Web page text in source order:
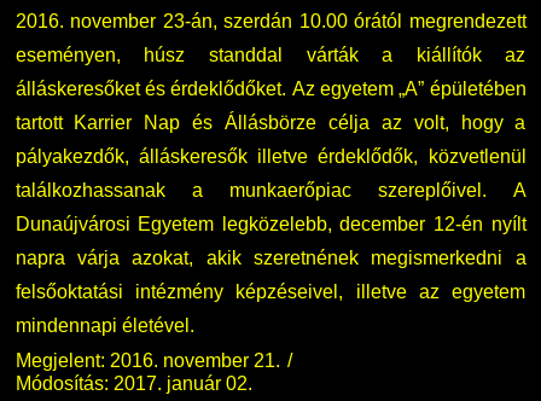
2016. november 23-án, szerdán 10.00 órától megrendezett
eseményen, húsz standdal várták a kiállítók az
álláskeresőket és érdeklődőket. Az egyetem „A” épületében
tartott Karrier Nap és Állásbörze célja az volt, hogy a
pályakezdők, álláskeresők illetve érdeklődők, közvetlenül
találkozhassanak a munkaerőpiac szereplőivel. A
Dunaújvárosi Egyetem legközelebb, december 12-én nyílt
napra várja azokat, akik szeretnének megismerkedni a
felsőoktatási intézmény képzéseivel, illetve az egyetem
mindennapi életével.
Megjelent: 2016. november 21.
Módosítás: 2017. január 02.